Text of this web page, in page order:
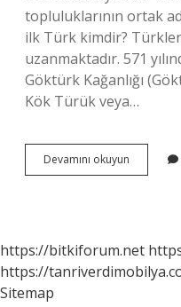
topluluklarının ortak
ilk Türk kimdir?
uzanmaktadır. 571
Göktürk Kağanlığı (Göktürk: 𐱅𐰇𐰼𐰜; Türük,
Kök Türük veya…
Devamını okuyun
Soyu
https://bitkiforum.net
https://
Sitemap